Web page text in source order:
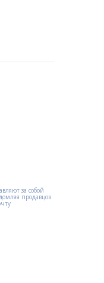
за собой
продавцов